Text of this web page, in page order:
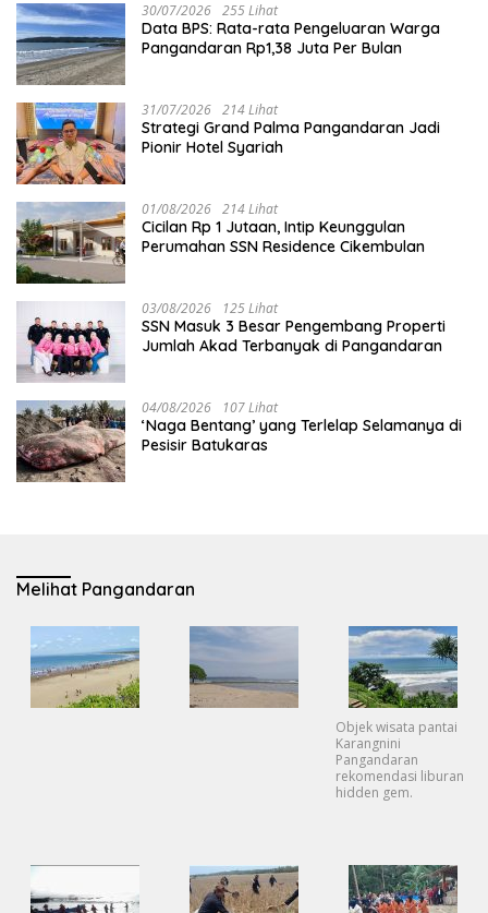
30/07/2026 255 Lihat
Data BPS: Rata-rata Pengeluaran Warga
Pangandaran Rp1,38 Juta Per Bulan
31/07/2026 214 Lihat
Strategi Grand Palma Pangandaran Jadi
Pionir Hotel Syariah
01/08/2026 214 Lihat
Cicilan Rp 1 Jutaan, Intip Keunggulan
Perumahan SSN Residence Cikembulan
03/08/2026 125 Lihat
SSN Masuk 3 Besar Pengembang Properti
Jumlah Akad Terbanyak di Pangandaran
04/08/2026 107 Lihat
‘Naga Bentang’ yang Terlelap Selamanya di
Pesisir Batukaras
Melihat Pangandaran
Objek wisata pantai
Karangnini
Pangandaran
rekomendasi liburan
hidden gem.